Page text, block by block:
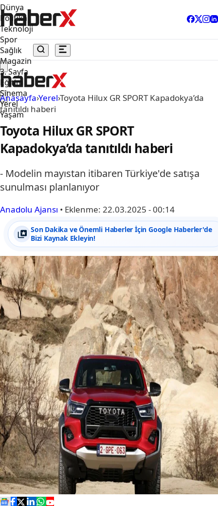
Dünya
Politika
Teknoloji
Spor
Sağlık
Magazin
3. Sayfa
Eğitim
Sinema
Yerel
Yaşam
Anasayfa›Yerel›Toyota Hilux GR SPORT Kapadokya’da
tanıtıldı haberi
Toyota Hilux GR SPORT
Kapadokya’da tanıtıldı haberi
- Modelin mayıstan itibaren Türkiye'de satışa
sunulması planlanıyor
Anadolu Ajansı • Eklenme: 22.03.2025 - 00:14
Son Dakika ve Önemli Haberler İçin Google Haberler'de
Bizi Kaynak Ekleyin!